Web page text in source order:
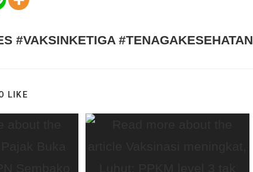
#VAKSINKETIGA #TENAGAKESEHATAN
LIKE